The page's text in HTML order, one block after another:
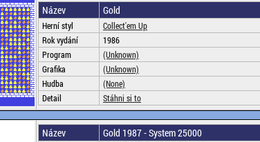
Název Gold
Herní styl
Collect'em Up
Rok vydání
1986
Program
(Unknown)
Grafika
(Unknown)
Hudba
(None)
Detail
Stáhni si to
Název Gold 1987 - System 25000